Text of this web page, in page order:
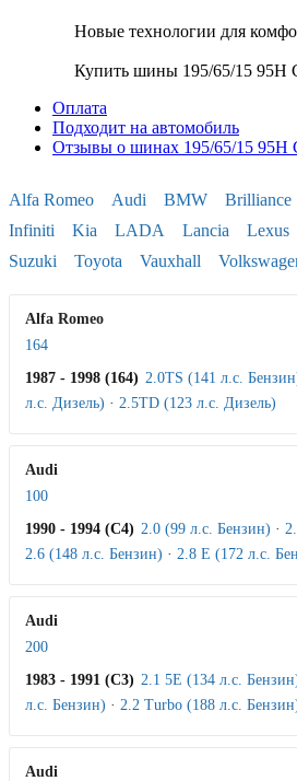
Новые технологии для
Купить шины 195/65/15 95H
Оплата
Подходит на автомобиль
Отзывы о шинах 195/65/15 95H
Alfa Romeo Audi BMW Brilliance
Infiniti
Kia LADA Lancia Lexus
Suzuki
Toyota Vauxhall
Alfa Romeo
164
1987 - 1998 (164) 2.0TS (141 л.с.
л.с. Дизель) · 2.5TD (123 л.с. Дизель)
Audi
100
1990 - 1994 (C4) 2.0 (99 л.с. Бензин) ·
2.6 (148 л.с. Бензин) · 2.8 E (172 л.с.
Audi
200
1983 - 1991 (C3) 2.1 5E (134 л.с.
л.с. Бензин) · 2.2 Turbo (188 л.с.
Audi